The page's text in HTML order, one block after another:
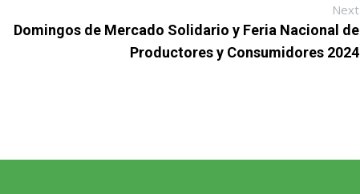
Next
Domingos de Mercado Solidario y Feria Nacional de
Productores y Consumidores 2024